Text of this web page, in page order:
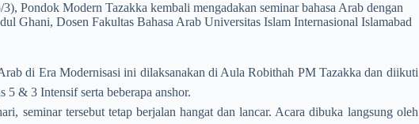
Pondok Modern Tazakka kembali mengadakan seminar bahasa Arab dengan
Ghani, Dosen Fakultas Bahasa Arab Universitas Islam Internasional Islamabad
di Era Modernisasi ini dilaksanakan di Aula Robithah PM Tazakka dan diikuti
5 & 3 Intensif serta beberapa anshor.
seminar tersebut tetap berjalan hangat dan lancar. Acara dibuka langsung oleh